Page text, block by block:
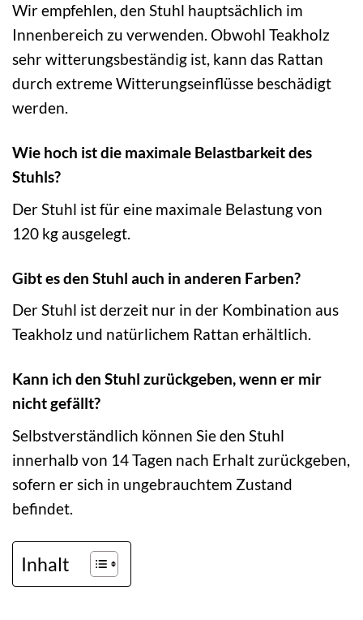
Wir empfehlen, den Stuhl hauptsächlich im
Innenbereich zu verwenden. Obwohl Teakholz
sehr witterungsbeständig ist, kann das Rattan
durch extreme Witterungseinflüsse beschädigt
werden.
Wie hoch ist die maximale Belastbarkeit des
Stuhls?
Der Stuhl ist für eine maximale Belastung von
120 kg ausgelegt.
Gibt es den Stuhl auch in anderen Farben?
Der Stuhl ist derzeit nur in der Kombination aus
Teakholz und natürlichem Rattan erhältlich.
Kann ich den Stuhl zurückgeben, wenn er mir
nicht gefällt?
Selbstverständlich können Sie den Stuhl
innerhalb von 14 Tagen nach Erhalt zurückgeben,
sofern er sich in ungebrauchtem Zustand
befindet.
Inhalt